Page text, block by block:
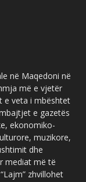
në Maqedoni në
më e vjetër
e veta i mbështet
e gazetës
ekonomiko-
muzikore,
dhe
mediat më të
zhvillohet